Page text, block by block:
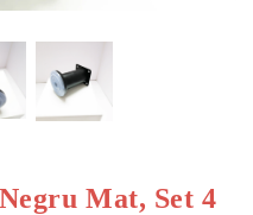
Mat, Set 4